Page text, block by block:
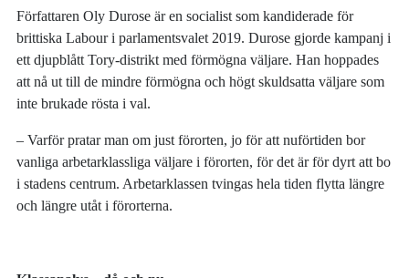
Författaren Oly Durose är en socialist som kandiderade för
brittiska Labour i parlamentsvalet 2019. Durose gjorde kampanj i
ett djupblått Tory-distrikt med förmögna väljare. Han hoppades
att nå ut till de mindre förmögna och högt skuldsatta väljare som
inte brukade rösta i val.
‒ Varför pratar man om just förorten, jo för att nuförtiden bor
vanliga arbetarklassliga väljare i förorten, för det är för dyrt att bo
i stadens centrum. Arbetarklassen tvingas hela tiden flytta längre
och längre utåt i förorterna.